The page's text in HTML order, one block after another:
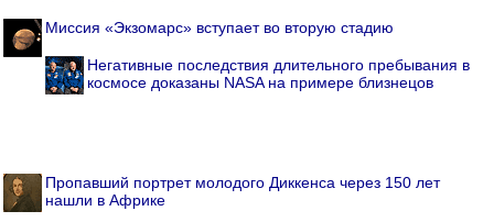
Миссия «Экзомарс» вступает во вторую стадию
Негативные последствия длительного пребывания в
космосе доказаны NASA на примере близнецов
Пропавший портрет молодого Диккенса через 150 лет
нашли в Африке